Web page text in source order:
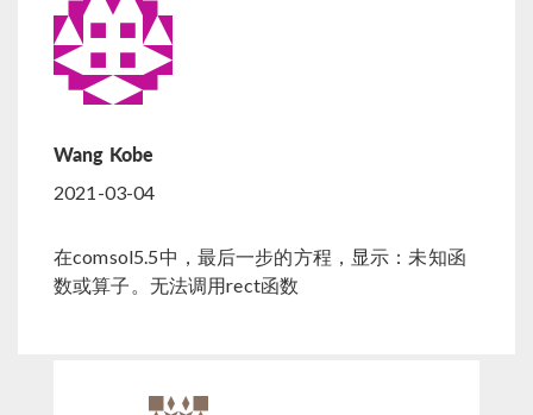
Wang Kobe
2021-03-04
在comsol5.5中，最后一步的方程，显示：未知函
数或算子。无法调用rect函数